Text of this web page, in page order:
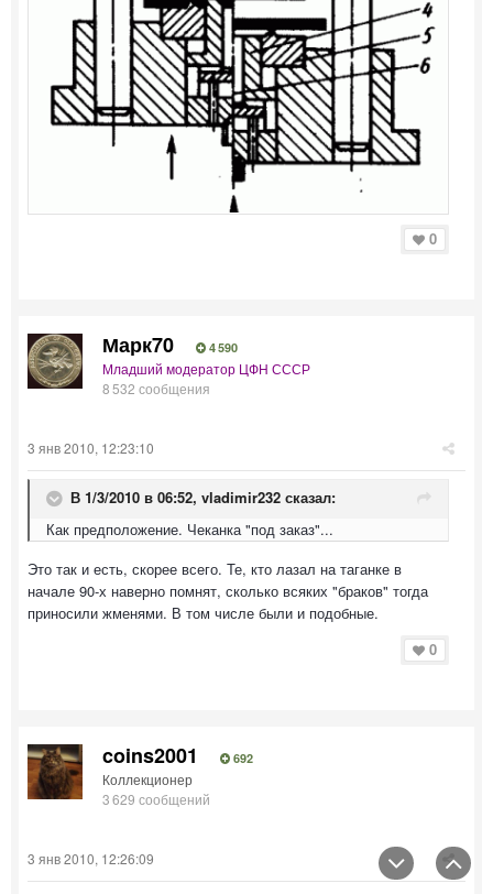
0
Марк70 4 590
Младший модератор ЦФН СССР
8 532 сообщения
3 янв 2010, 12:23:10
В 1/3/2010 в 06:52, vladimir232 сказал:
Как предположение. Чеканка "под заказ"...
Это так и есть, скорее всего. Те, кто лазал на таганке в
начале 90-х наверно помнят, сколько всяких "браков" тогда
приносили жменями. В том числе были и подобные.
0
coins2001 692
Коллекционер
3 629 сообщений
3 янв 2010, 12:26:09